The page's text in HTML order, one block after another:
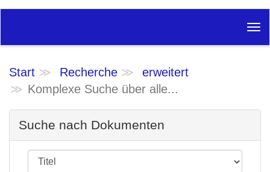
Start Recherche
erweitert
Komplexe Suche über alle...
Suche nach Dokumenten